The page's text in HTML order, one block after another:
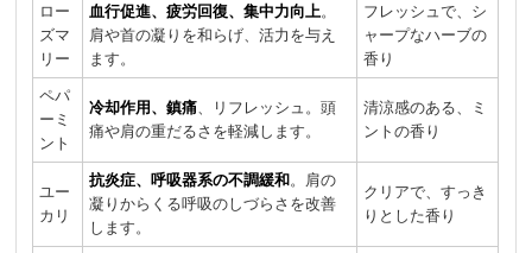
ロー
ズマ
リー
血行促進、疲労回復、集中力向上 。
肩や首の凝りを和らげ、活力を与え
ます。
フレッシュで、シ
ャープなハーブの
香り
ペパ
ーミ
ント
冷却作用、鎮痛 、リフレッシュ。頭
痛や肩の重だるさを軽減します。
清涼感のある、ミ
ントの香り
ユー
カリ
抗炎症、呼吸器系の不調緩和。肩の
凝りからくる呼吸のしづらさを改善
します。
クリアで、すっき
りとした香り